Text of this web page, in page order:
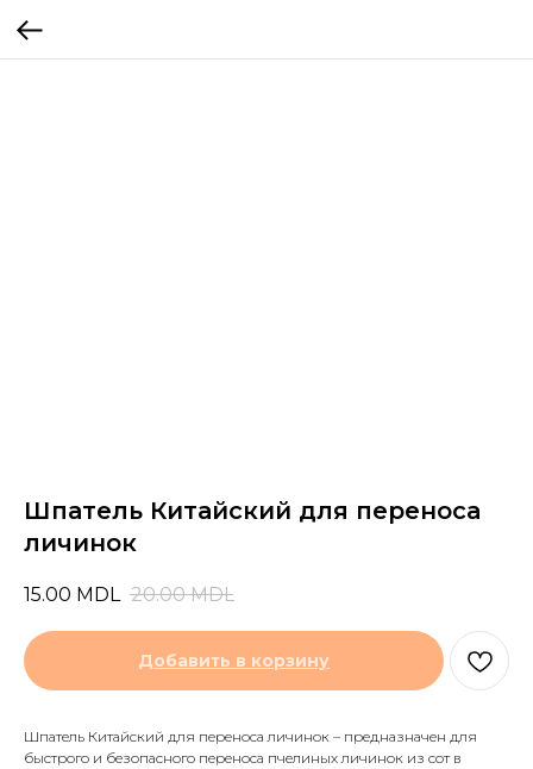
Шпатель Китайский для переноса
личинок
15.00 MDL 20.00 MDL
Добавить в корзину
Шпатель Китайский для переноса личинок – предназначен для
быстрого и безопасного переноса пчелиных личинок из сот в